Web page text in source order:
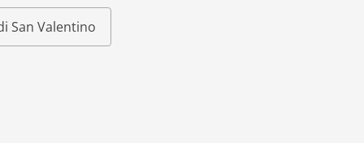
San Valentino